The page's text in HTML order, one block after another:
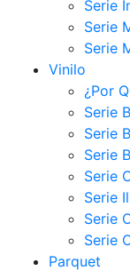
Serie
Serie
Serie
Vinilo
¿Por
Serie
Serie
Serie
Serie
Serie
Serie
Serie
Parquet